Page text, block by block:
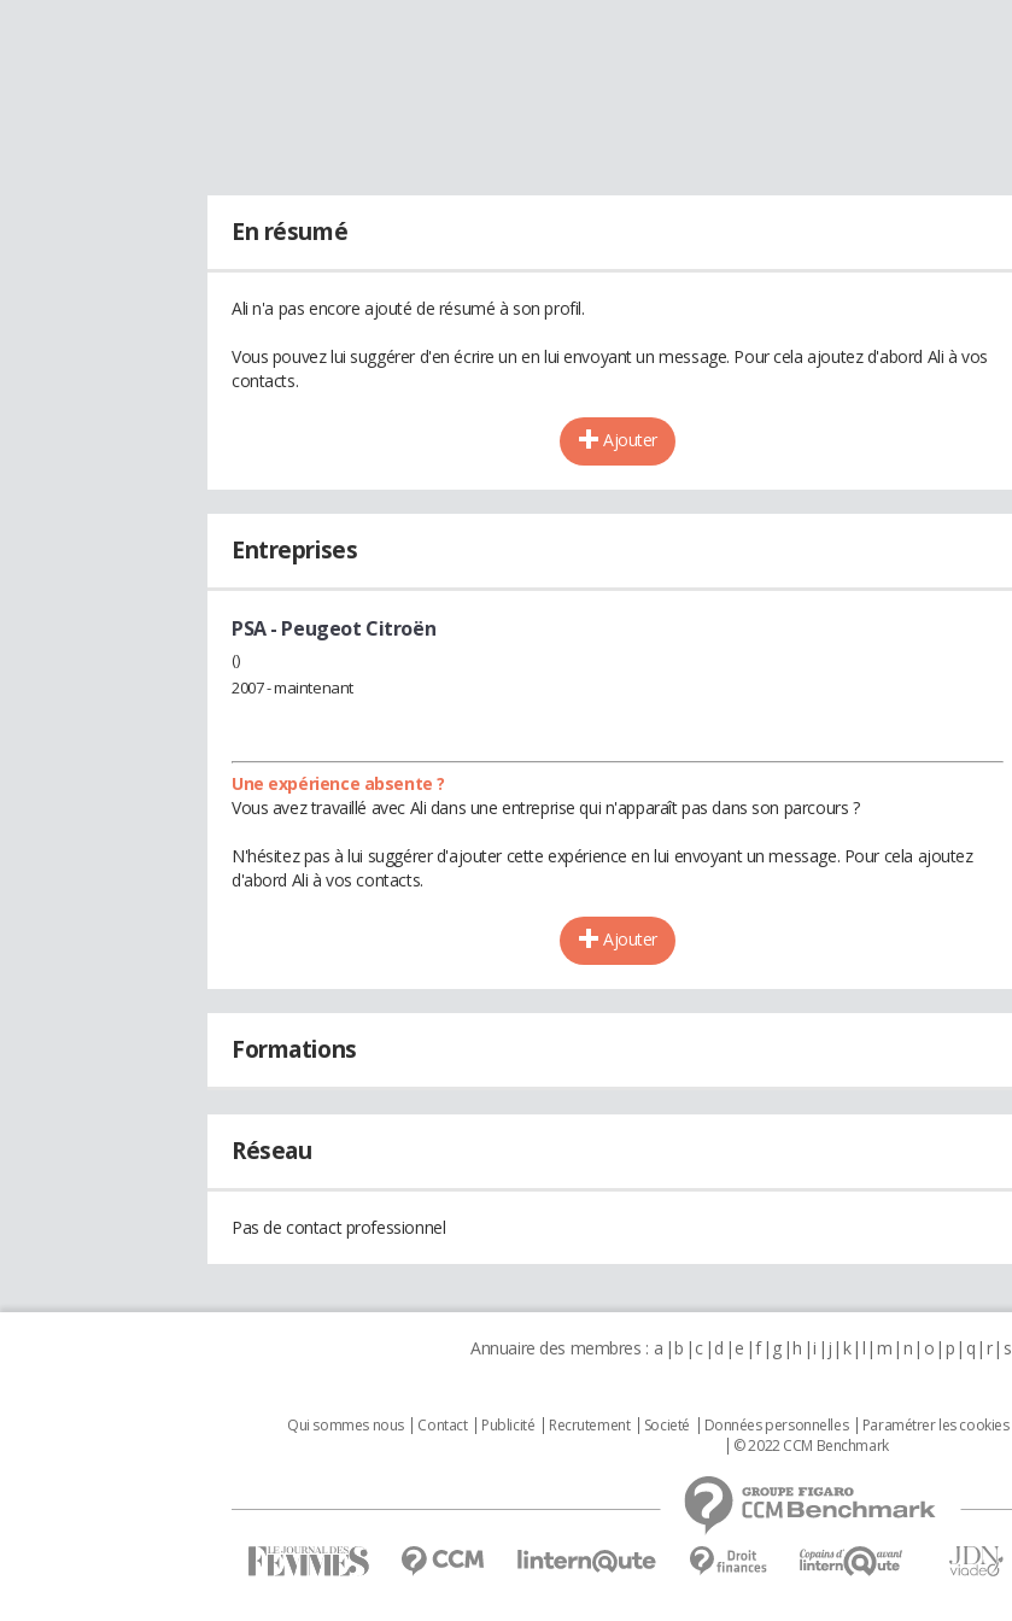
En résumé
Ali n'a pas encore ajouté de résumé à son profil.
Vous pouvez lui suggérer d'en écrire un en lui envoyant un message. Pour cela ajoutez d'abord Ali à vos
contacts.
Ajouter
Entreprises
PSA - Peugeot Citroën
()
2007 - maintenant
Une expérience absente ?
Vous avez travaillé avec Ali dans une entreprise qui n'apparaît pas dans son parcours ?
N'hésitez pas à lui suggérer d'ajouter cette expérience en lui envoyant un message. Pour cela ajoutez
d'abord Ali à vos contacts.
Ajouter
Formations
Réseau
Pas de contact professionnel
Annuaire des membres : a b c d e f g h i j k l m n o p q r s
Qui sommes nous Contact Publicité Recrutement Societé Données personnelles Paramétrer les cookies
© 2022 CCM Benchmark